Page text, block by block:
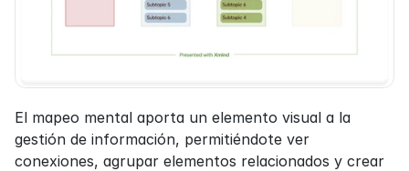
El mapeo mental aporta un elemento visual a la
gestión de información, permitiéndote ver
conexiones, agrupar elementos relacionados y crear